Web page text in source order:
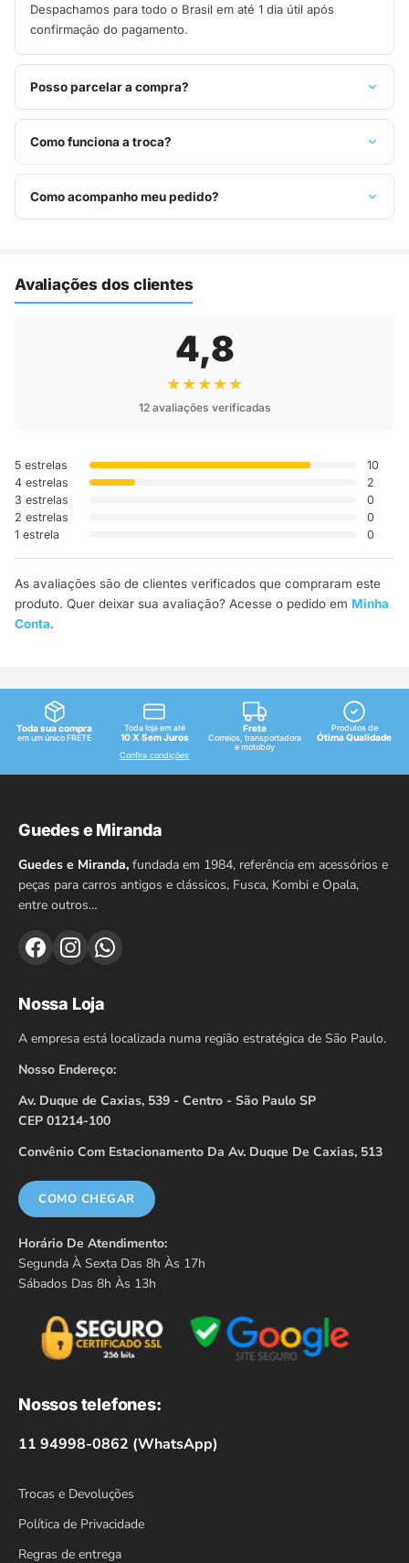
Despachamos para todo o Brasil em até 1 dia útil após
confirmação do pagamento.
Posso parcelar a compra?
Sim, parcelamos em até 10x sem juros no cartão de crédito,
ou pague à vista no Pix com 8% de desconto.
Como funciona a troca?
Você tem 7 dias após o recebimento para solicitar troca.
Basta entrar em contato pelo WhatsApp ou e-mail.
Como acompanho meu pedido?
Avaliações dos clientes
4,8
★★★★★
12 avaliações verificadas
5 estrelas
10
4 estrelas
2
3 estrelas
0
2 estrelas
0
1 estrela
0
As avaliações são de clientes verificados que compraram este
produto. Quer deixar sua avaliação? Acesse o pedido em Minha
Conta.
Toda sua compra
em um único FRETE
Toda loja em até
10 X Sem Juros
Confira condições
Frete
Correios, transportadora
e motoboy
Produtos de
Ótima Qualidade
Guedes e Miranda
Guedes e Miranda, fundada em 1984, referência em acessórios e
peças para carros antigos e clássicos, Fusca, Kombi e Opala,
entre outros…
Nossa Loja
A empresa está localizada numa região estratégica de São Paulo.
Nosso Endereço:
Av. Duque de Caxias, 539 - Centro - São Paulo SP
CEP 01214-100
Convênio Com Estacionamento Da Av. Duque De Caxias, 513
COMO CHEGAR
Horário De Atendimento:
Segunda À Sexta Das 8h Às 17h
Sábados Das 8h Às 13h
Nossos telefones:
11 94998-0862 (WhatsApp)
Trocas e Devoluções
Política de Privacidade
Regras de entrega